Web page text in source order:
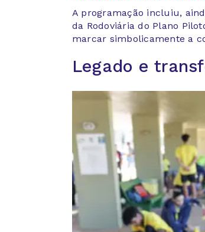
A programação incluiu,
da Rodoviária do Plano
marcar simbolicamente a
Legado e